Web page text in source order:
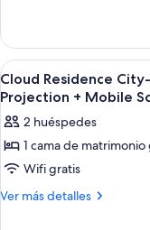
Separation)
Dry
Separation)
Twin
Room
(Open
Kitchen
+
Fridge
+
+
Luxury
City-
View
Twin
Room
(Open
Kitchen
Fridge
+
Microwave
Abrir
todas
las
fotos
de
Cloud
Residence
8
Cloud Residence
Projection + Mobile
2 huéspedes
1 cama de
Wifi gratis
Ver más detalles
Más